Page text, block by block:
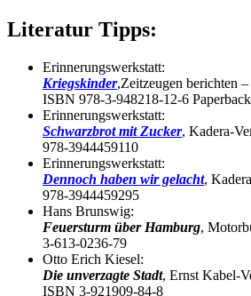
Literatur Tipps:
Erinnerungswerkstatt:
Kriegskinder,Zeitzeugen berichten
ISBN 978-3-948218-12-6 Paperback
Erinnerungswerkstatt:
Schwarzbrot mit Zucker, Kadera-
978-3944459110
Erinnerungswerkstatt:
Dennoch haben wir gelacht,
978-3944459295
Hans Brunswig:
Feuersturm über Hamburg,
3-613-0236-79
Otto Erich Kiesel:
Die unverzagte Stadt, Ernst Kabel-
ISBN 3-921909-84-8